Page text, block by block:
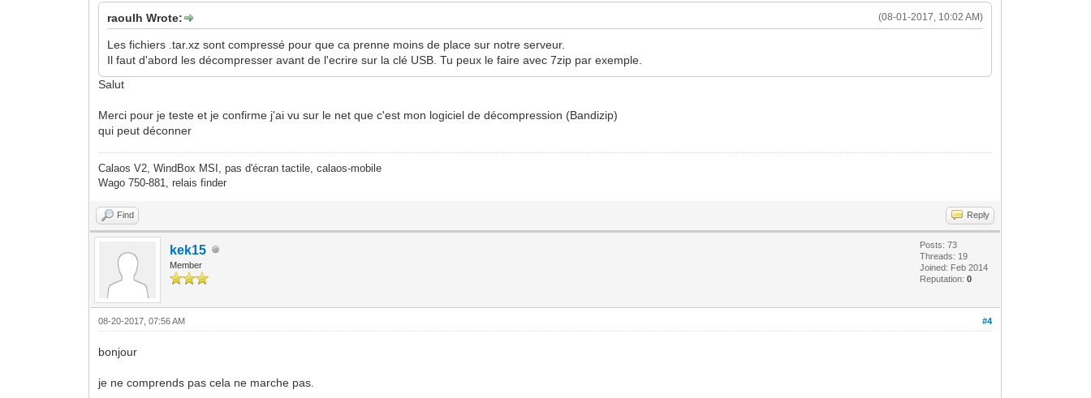
(08-01-2017, 10:02 AM)
raoulh Wrote:
Les fichiers .tar.xz sont compressé pour que ca prenne moins de place sur notre serveur.
Il faut d'abord les décompresser avant de l'ecrire sur la clé USB. Tu peux le faire avec 7zip par exemple.
Salut
Merci pour je teste et je confirme j'ai vu sur le net que c'est mon logiciel de décompression (Bandizip)
qui peut déconner
Calaos V2, WindBox MSI, pas d'écran tactile, calaos-mobile
Wago 750-881, relais finder
Find Reply
kek15
Member
Posts: 73
Threads: 19
Joined: Feb 2014
Reputation:0
#4
08-20-2017, 07:56 AM
bonjour
je ne comprends pas cela ne marche pas.